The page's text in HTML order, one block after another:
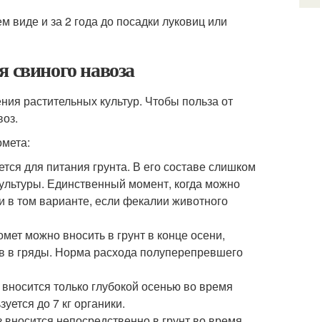
виде и за 2 года до посадки луковиц или
навоза
растительных культур. Чтобы польза от
для питания грунта. В его составе слишком
Единственный момент, когда можно
в том варианте, если фекалии животного
можно вносить в грунт в конце осени,
в гряды. Норма расхода полуперепревшего
только глубокой осенью во время
до 7 кг органики.